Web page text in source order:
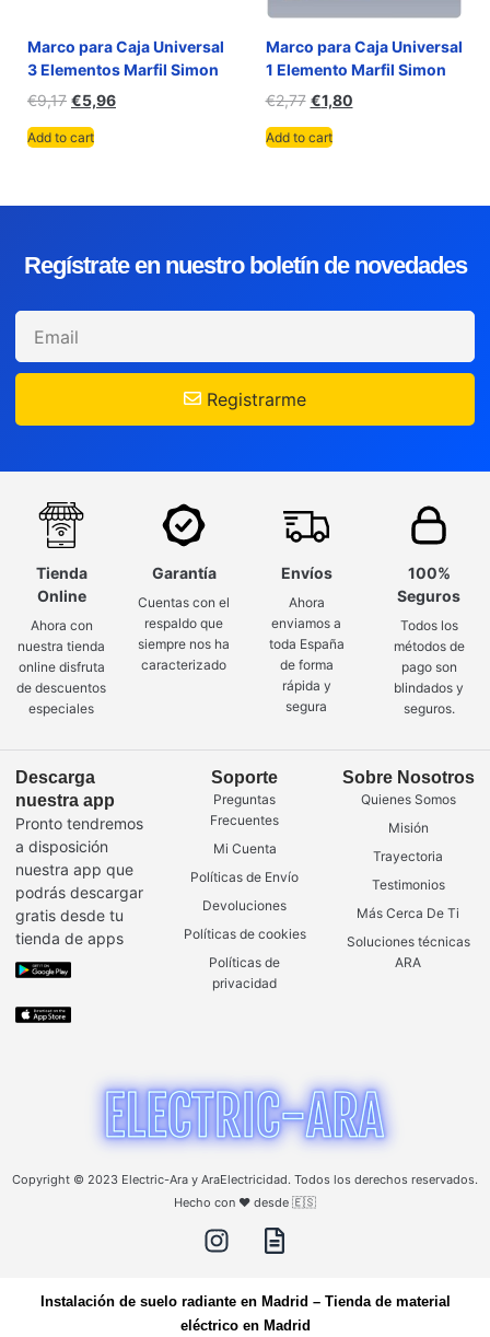
Marco para Caja Universal
3 Elementos Marfil Simon
€9,17 €5,96
Add to cart
Marco para Caja Universal
1 Elemento Marfil Simon
€2,77 €1,80
Add to cart
Regístrate en nuestro boletín de novedades
Registrarme
Tienda
Online
Ahora con
nuestra tienda
online disfruta
de descuentos
especiales
Garantía
Cuentas con el
respaldo que
siempre nos ha
caracterizado
Envíos
Ahora
enviamos a
toda España
de forma
rápida y
segura
100%
Seguros
Todos los
métodos de
pago son
blindados y
seguros.
Descarga
nuestra app
Pronto tendremos
a disposición
nuestra app que
podrás descargar
gratis desde tu
tienda de apps
Soporte
Preguntas
Frecuentes
Mi Cuenta
Políticas de Envío
Devoluciones
Políticas de cookies
Políticas de
privacidad
Sobre Nosotros
Quienes Somos
Misión
Trayectoria
Testimonios
Más Cerca De Ti
Soluciones técnicas
ARA
Copyright © 2023 Electric-Ara y AraElectricidad. Todos los derechos reservados.
Hecho con ❤️ desde 🇪🇸
Instalación de suelo radiante en Madrid – Tienda de material
eléctrico en Madrid